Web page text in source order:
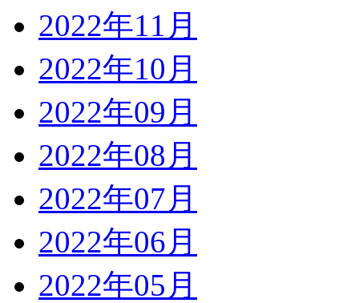
2022年11月
2022年10月
2022年09月
2022年08月
2022年07月
2022年06月
2022年05月